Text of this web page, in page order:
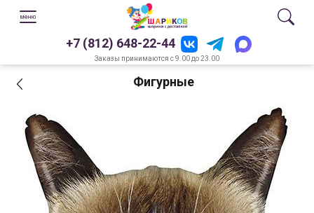
+7 (812) 648-22-44
Заказы принимаются с 9.00 до 23.00
Фигурные